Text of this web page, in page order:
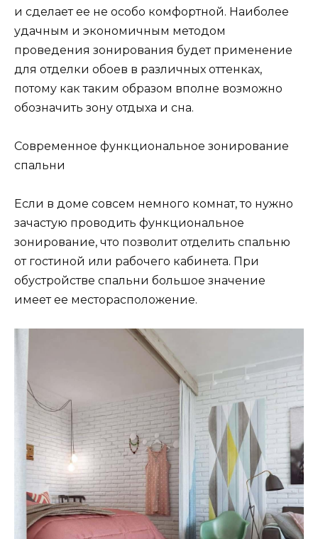
и сделает ее не особо комфортной. Наиболее
удачным и экономичным методом
проведения зонирования будет применение
для отделки обоев в различных оттенках,
потому как таким образом вполне возможно
обозначить зону отдыха и сна.
Современное функциональное зонирование
спальни
Если в доме совсем немного комнат, то нужно
зачастую проводить функциональное
зонирование, что позволит отделить спальню
от гостиной или рабочего кабинета. При
обустройстве спальни большое значение
имеет ее месторасположение.